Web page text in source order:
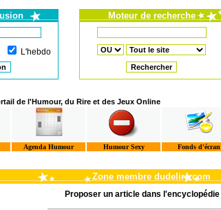
L'hebdo
Moteur de recherche
de l'Humour, du Rire et des Jeux Online
Agenda Humour Humour Sexy Fonds d'écran
Zone membre dudelire.com
Proposer un article dans